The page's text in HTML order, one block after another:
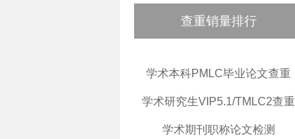
查重销量排行
学术本科PMLC毕业论文查重
学术研究生VIP5.1/TMLC2查重
学术期刊职称论文检测